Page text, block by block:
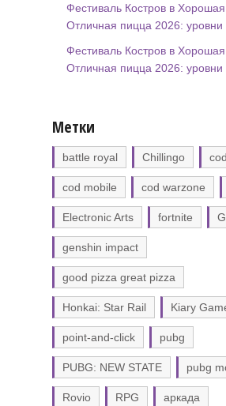
Фестиваль Костров в Хорошая
Отличная пицца 2026: уровни
Фестиваль Костров в Хорошая
Отличная пицца 2026: уровни
Метки
battle royal Chillingo cod
cod mobile cod warzone
Electronic Arts fortnite
genshin impact
good pizza great pizza
Honkai: Star Rail Kiary
point-and-click pubg
PUBG: NEW STATE pubg
Rovio RPG аркада